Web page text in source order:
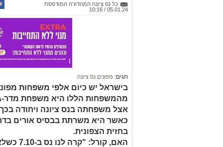
כל נס ציונה המהדורה המודפסת
05.01.24 / 10:16
תגים: מפונים נס ציונה
בישראל יש כיום אלפי משפחות
מהמשפחות הללו היא משפחת מדר-
אצל משפחתה בנס ציונה ויחודה
כאשר היא משרתת בבסיס אורים
בחזית הצפונית.
האם,